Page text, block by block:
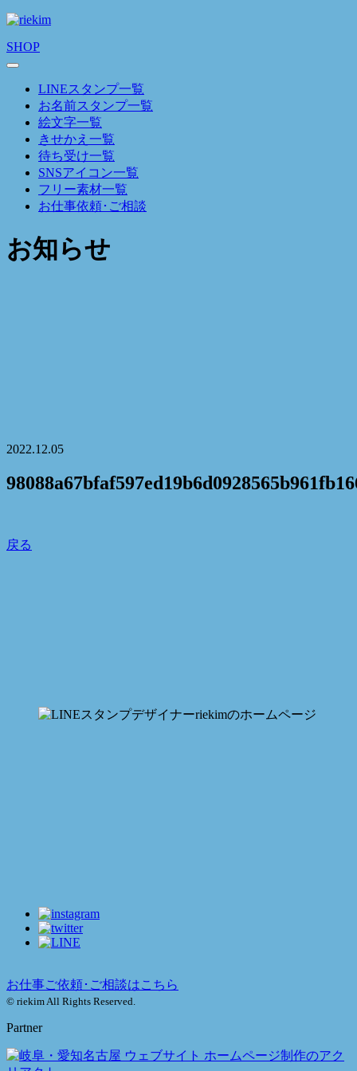
SHOP
LINEスタンプ一覧
お名前スタンプ一覧
絵文字一覧
きせかえ一覧
待ち受け一覧
SNSアイコン一覧
フリー素材一覧
お仕事依頼･ご相談
お知らせ
2022.12.05
戻る
お仕事ご依頼･ご相談はこちら
© riekim All Rights Reserved.
Partner